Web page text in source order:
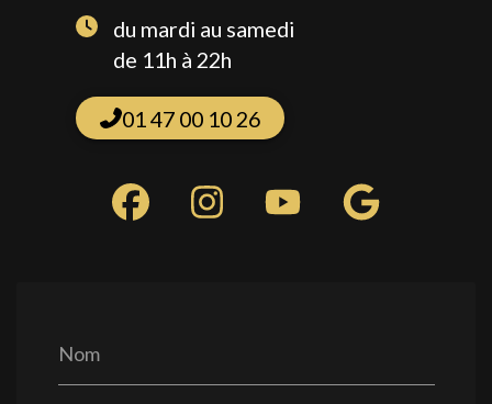
Nom
du mardi au samedi
de 11h à 22h
01 47 00 10 26